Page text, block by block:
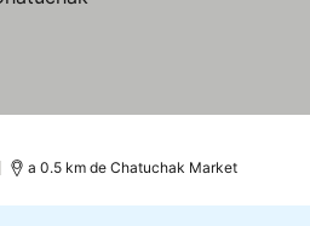
a 0.5 km de Chatuchak Market